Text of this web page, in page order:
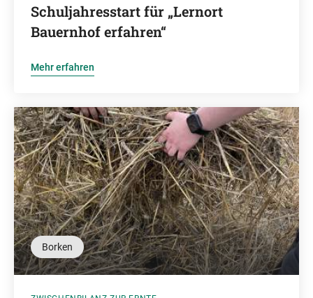
Schuljahresstart für „Lernort
Bauernhof erfahren“
Mehr erfahren
Borken